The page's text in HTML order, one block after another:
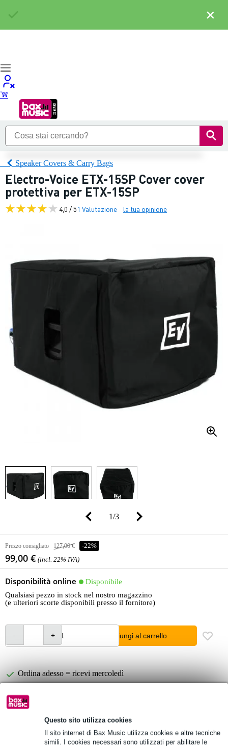
Questo sito utilizza cookies
Il sito internet di Bax Music utilizza cookies e altre tecniche
simili. I cookies necessari sono utilizzati per abilitare le
Speaker Covers & Carry Bags
Electro-Voice ETX-15SP Cover cover
protettiva per ETX-15SP
4,0 / 51 Valutazione la tua opinione
1/3
Prezzo consigliato 127,00 € -22%
99,00 € (incl. 22% IVA)
Disponibilità online
Disponibile
Qualsiasi pezzo in stock nel nostro magazzino
(e ulteriori scorte disponibili presso il fornitore)
Aggiungi al carrello
Ordina adesso = ricevi mercoledì
1.250 marchi leader
Informazioni sul prodotto
×